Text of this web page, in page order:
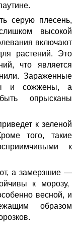
серую плесень,
высокой
включают
растений. Это
что является
Зараженные
и сожжены, а
опрысканы
к зеленой
того, такие
к
а замерзшие —
к морозу,
весной, и
образом